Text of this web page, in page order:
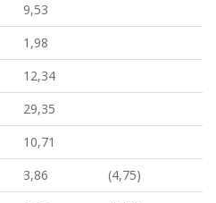
9,53
1,98
12,34
29,35
10,71
3,86
(4,75)